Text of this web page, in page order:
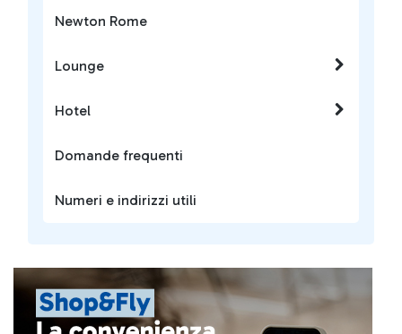
Newton Rome
Lounge
Hotel
Domande frequenti
Numeri e indirizzi utili